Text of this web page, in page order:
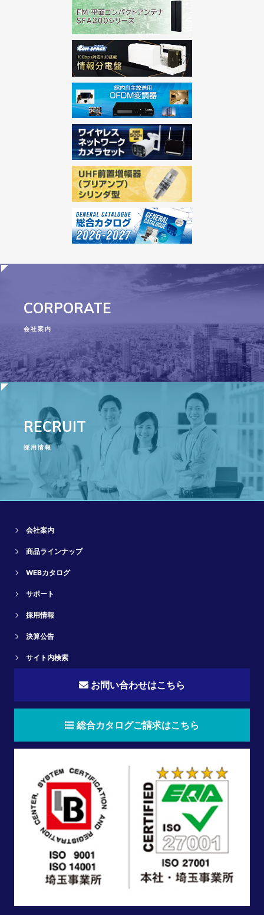
CORPORATE
会社案内
RECRUIT
採用情報
会社案内
商品ラインナップ
WEBカタログ
サポート
採用情報
決算公告
サイト内検索
お問い合わせはこちら
総合カタログご請求はこちら